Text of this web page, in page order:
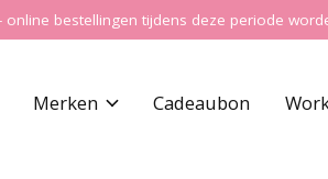
bestellingen tijdens deze periode
Merken Cadeaubon